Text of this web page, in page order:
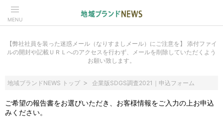
MENU
【弊社社員を装った迷惑メール（なりすましメール）にご注意を】 添付ファイ
ルの開封や記載ＵＲＬへのアクセスを行わず、メールを削除していただくよう
お願い致します。
地域ブランドNEWS トップ 企業版SDGS調査2021｜申込フォーム
ご希望の報告書をお選びいただき、お客様情報をご入力の上お申込
みください。